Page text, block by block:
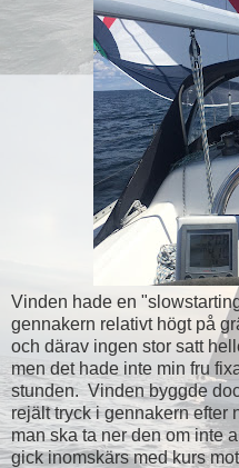
Vinden hade en
gennakern relativt högt på
och därav ingen stor satt
men det hade inte min fru
stunden. Vinden byggde
rejält tryck i gennakern efter
man ska ta ner den om inte
gick inomskärs med kurs